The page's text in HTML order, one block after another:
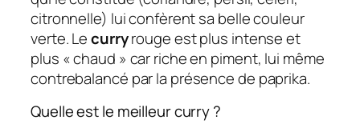
citronnelle) lui confèrent sa belle couleur
verte. Lecurryrouge est plus intense et
plus « chaud » car riche en piment, lui même
contrebalancé par la présence de paprika.
Quelle est le meilleur curry ?